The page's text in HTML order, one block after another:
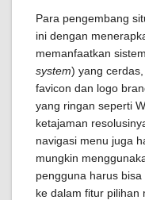
Para pengembang
ini dengan
memanfaatkan
system) yang
favicon dan logo
yang ringan seperti
ketajaman
navigasi menu juga
mungkin
pengguna harus
ke dalam fitur pilihan